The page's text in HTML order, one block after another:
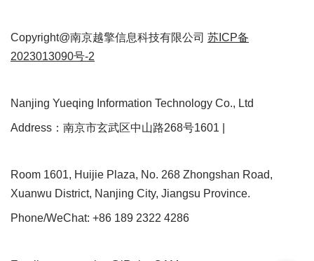
Copyright@南京越擎信息科技有限公司 苏ICP备
2023013090号-2
Nanjing Yueqing Information Technology Co., Ltd
Address：南京市玄武区中山路268号1601 |
Room 1601, Huijie Plaza, No. 268 Zhongshan Road,
Xuanwu District, Nanjing City, Jiangsu Province.
Phone/WeChat: +86 189 2322 4286